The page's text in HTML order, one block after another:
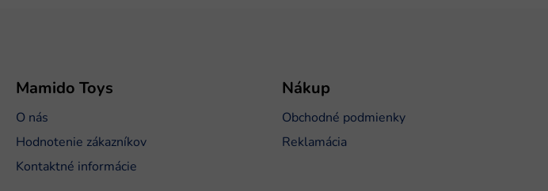
Mamido Toys
O nás
Hodnotenie zákazníkov
Kontaktné informácie
Nákup
Obchodné podmienky
Reklamácia